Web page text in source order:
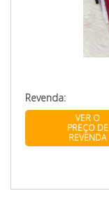
Revenda:
VER O
PREÇO DE
REVENDA